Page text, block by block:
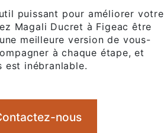
puissant pour améliorer votre
Magali Ducret à Figeac être
meilleure version de vous-
à chaque étape, et
est inébranlable.
nous